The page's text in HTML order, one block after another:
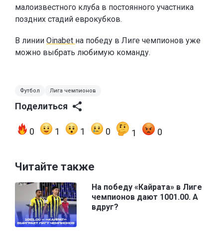
малоизвестного клуба в постоянного участника
поздних стадий еврокубков.
В линии Oinabet на победу в Лиге чемпионов уже
можно выбрать любимую команду.
Футбол Лига чемпионов
Поделиться
0 1 1 0 1 0
Читайте также
На победу «Кайрата» в Лиге
чемпионов дают 1001.00. А
вдруг?